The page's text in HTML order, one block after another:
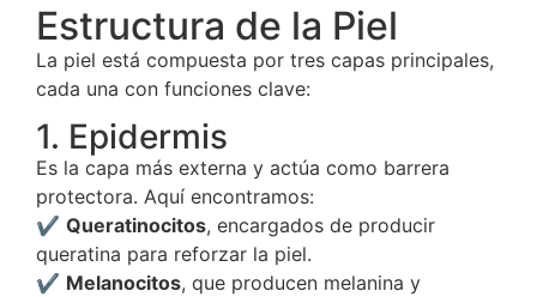
Estructura de la Piel
La piel está compuesta por tres capas principales,
cada una con funciones clave:
1. Epidermis
Es la capa más externa y actúa como barrera
protectora. Aquí encontramos:
✔️ Queratinocitos, encargados de producir
queratina para reforzar la piel.
✔️ Melanocitos, que producen melanina y